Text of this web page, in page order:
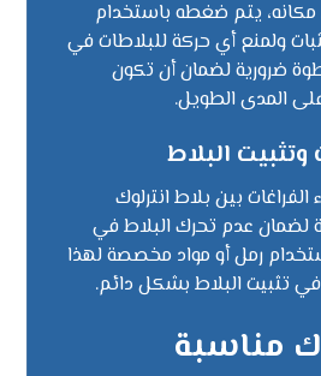
يتم ضغطه باستخدام
ولمنع أي حركة للبلاطات في
ضرورية لضمان أن تكون
على المدى الطويل.
بين بلاط انترلوك
لضمان عدم تحرك البلاط في
رمل أو مواد مخصصة لهذا
تثبيت البلاط بشكل دائم.
مناسبة